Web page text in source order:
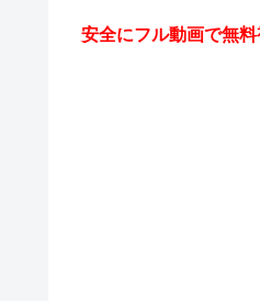
安全にフル動画で無